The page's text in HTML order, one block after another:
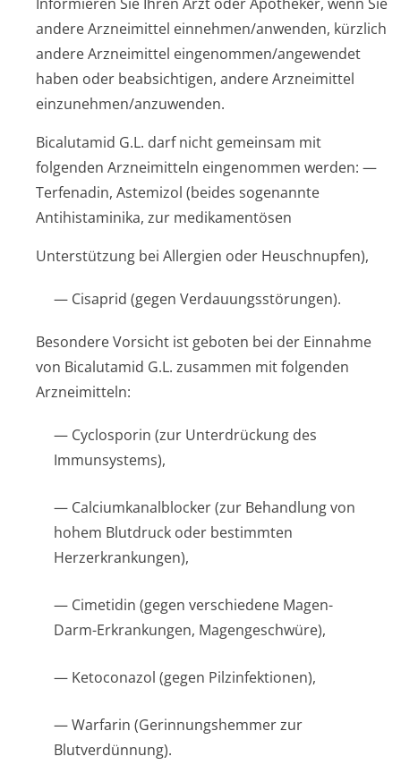
andere Arzneimittel einnehmen/anwenden, kürzlich
andere Arzneimittel eingenommen/an­gewendet
haben oder beabsichtigen, andere Arzneimittel
einzunehmen/an­zuwenden.
Bicalutamid G.L. darf nicht gemeinsam mit
folgenden Arzneimitteln eingenommen werden: —
Terfenadin, Astemizol (beides sogenannte
Antihistaminika, zur medikamentösen
Unterstützung bei Allergien oder Heuschnupfen),
— Cisaprid (gegen Verdauungsstörun­gen).
Besondere Vorsicht ist geboten bei der Einnahme
von Bicalutamid G.L. zusammen mit folgenden
Arzneimitteln:
— Cyclosporin (zur Unterdrückung des
Immunsystems),
— Calciumkanalblocker (zur Behandlung von
hohem Blutdruck oder bestimmten
Herzerkrankungen),
— Cimetidin (gegen verschiedene Magen-
Darm-Erkrankungen, Magengeschwüre),
— Ketoconazol (gegen Pilzinfektionen),
— Warfarin (Gerinnungshemmer zur
Blutverdünnung).